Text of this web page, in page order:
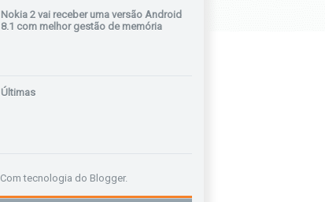
Nokia 2 vai receber uma versão Android
8.1 com melhor gestão de memória
Últimas
Com tecnologia do Blogger.